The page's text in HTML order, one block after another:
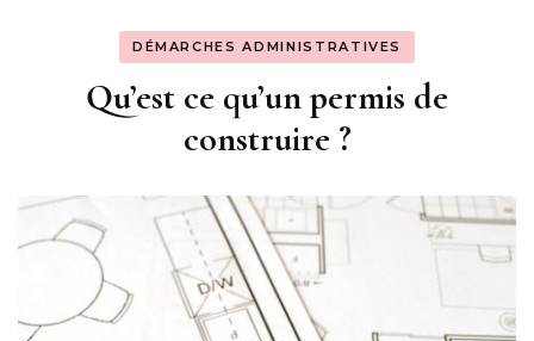
DÉMARCHES ADMINISTRATIVES
Qu’est ce qu’un permis de
construire ?